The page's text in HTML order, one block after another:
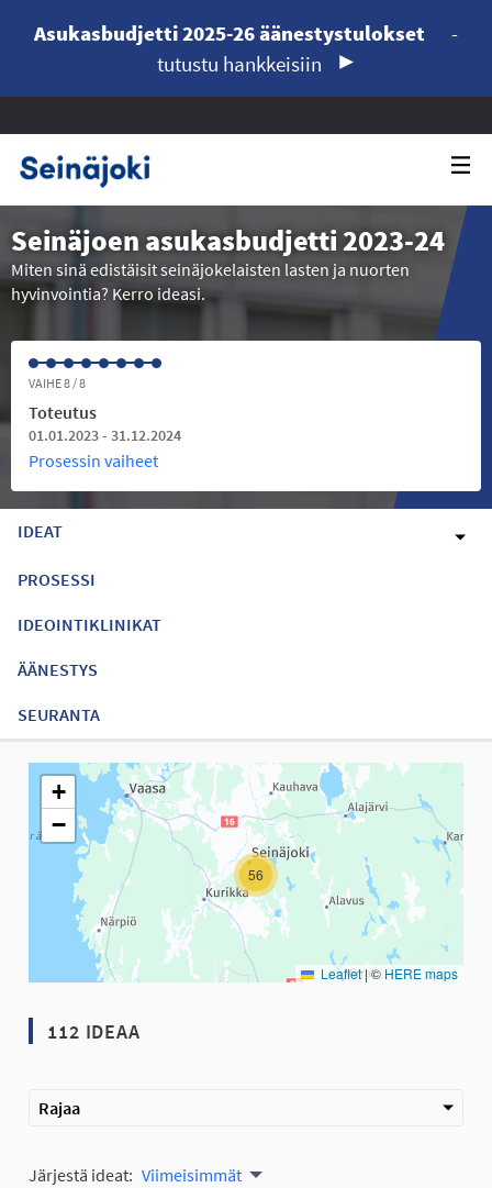
Asukasbudjetti 2025-26 äänestystulokset
-
tutustu hankkeisiin
Seinäjoen asukasbudjetti 2023-24
Miten sinä edistäisit seinäjokelaisten lasten ja nuorten
hyvinvointia? Kerro ideasi.
VAIHE 8 / 8
Toteutus
01.01.2023 - 31.12.2024
Prosessin vaiheet
IDEAT
PROSESSI
IDEOINTIKLINIKAT
ÄÄNESTYS
SEURANTA
Seuraavassa elementissä on kartta, joka esittää tämän
56
+
−
Leaflet |© HERE maps
112 IDEAA
Rajaa
Järjestä ideat: Viimeisimmät